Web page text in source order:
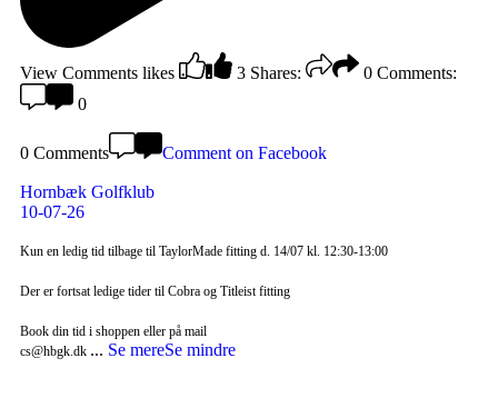
View Comments likes 3 Shares: 0 Comments:
0
0 Comments Comment on Facebook
Hornbæk Golfklub
10-07-26
Kun en ledig tid tilbage til TaylorMade fitting d. 14/07 kl. 12:30-13:00
Der er fortsat ledige tider til Cobra og Titleist fitting
Book din tid i shoppen eller på mail
cs@hbgk.dk ... Se mereSe mindre